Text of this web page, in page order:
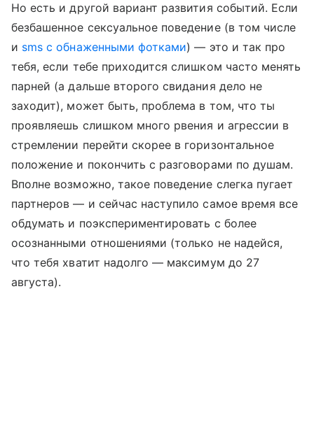
Но есть и другой вариант развития событий. Если
безбашенное сексуальное поведение (в том числе
и sms с обнаженными фотками) — это и так про
тебя, если тебе приходится слишком часто менять
парней (а дальше второго свидания дело не
заходит), может быть, проблема в том, что ты
проявляешь слишком много рвения и агрессии в
стремлении перейти скорее в горизонтальное
положение и покончить с разговорами по душам.
Вполне возможно, такое поведение слегка пугает
партнеров — и сейчас наступило самое время все
обдумать и поэкспериментировать с более
осознанными отношениями (только не надейся,
что тебя хватит надолго — максимум до 27
августа).